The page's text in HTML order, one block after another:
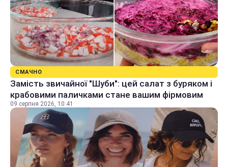
СМАЧНО
Замість звичайної "Шуби": цей салат з буряком і
крабовими паличками стане вашим фірмовим
09 серпня 2026, 10:41